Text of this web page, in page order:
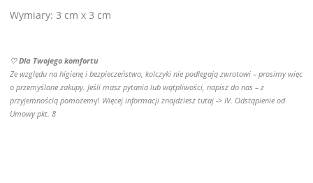
Wymiary: 3 cm x 3 cm
♡ Dla Twojego komfortu
Ze względu na higienę i bezpieczeństwo, kolczyki nie podlegają zwrotowi – prosimy więc
o przemyślane zakupy. Jeśli masz pytania lub wątpliwości, napisz do nas – z
przyjemnością pomożemy! Więcej informacji znajdziesz tutaj -> IV. Odstąpienie od
Umowy pkt. 8